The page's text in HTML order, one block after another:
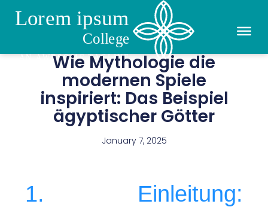
Wie Mythologie die
modernen Spiele
inspiriert: Das Beispiel
ägyptischer Götter
January 7, 2025
1. Einleitung: